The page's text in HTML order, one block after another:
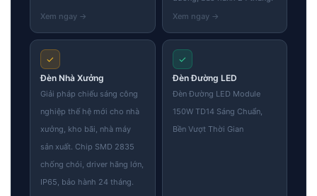
✓
Đèn Nhà Xưởng
Giải pháp chiếu sáng công
nghiệp thế hệ mới cho nhà
xưởng, kho bãi, nhà máy
sản xuất. Chip SMD 2835
chống chói, driver hãng lớn,
IP65, bảo hành 24 tháng.
✓
Đèn Đường LED
Đèn Đường LED Module
150W TD14 Sáng Chuẩn,
Bền Vượt Thời Gian